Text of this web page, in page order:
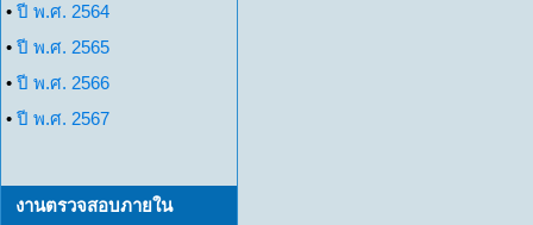
• ปี พ.ศ. 2564
• ปี พ.ศ. 2565
• ปี พ.ศ. 2566
• ปี พ.ศ. 2567
งานตรวจสอบภายใน